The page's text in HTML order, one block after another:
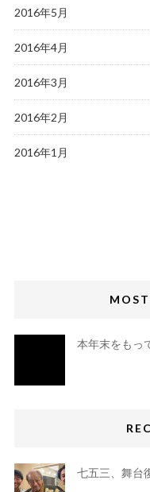
2016年5月
2016年4月
2016年3月
2016年2月
2016年1月
本年末をもっ
七五三、舞台